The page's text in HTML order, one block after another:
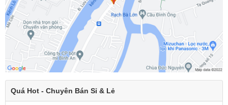
Quá Hot - Chuyên Bán Sỉ & Lẻ